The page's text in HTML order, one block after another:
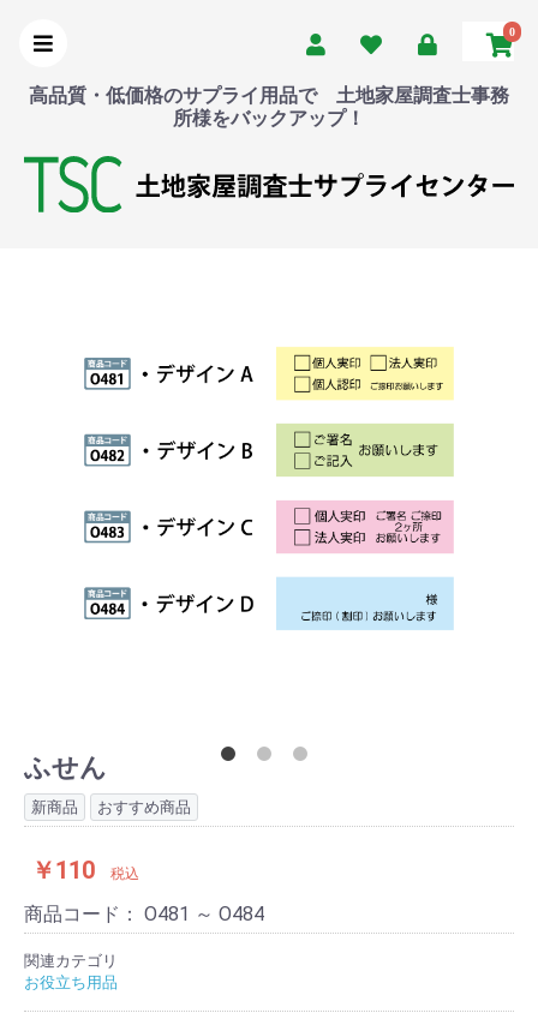
0
高品質・低価格のサプライ用品で 土地家屋調査士事務
所様をバックアップ！
ふせん
新商品 おすすめ商品
￥110 税込
商品コード： O481 ～ O484
関連カテゴリ
お役立ち用品